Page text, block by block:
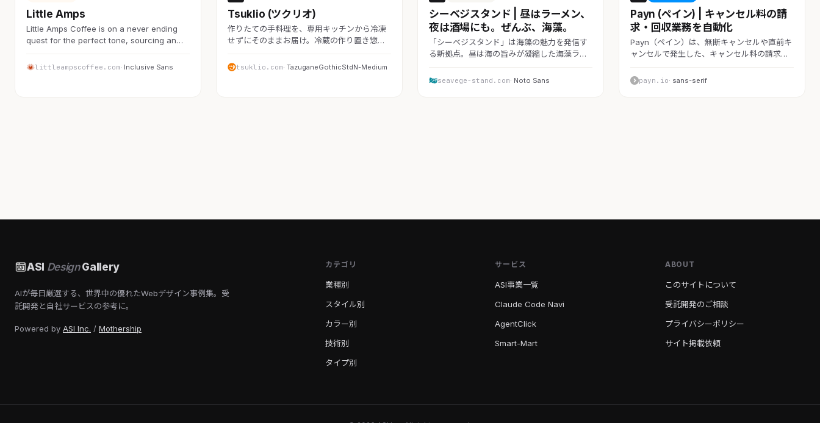
Little Amps
Little Amps Coffee is on a never ending
quest for the perfect tone, sourcing an…
littleampscoffee.com· Inclusive Sans
Tsuklio (ツクリオ)
作りたての手料理を、専用キッチンから冷凍
せずにそのままお届け。冷蔵の作り置き惣…
tsuklio.com· TazuganeGothicStdN-Medium
シーベジスタンド | 昼はラーメン、
夜は酒場にも。ぜんぶ、海藻。
「シーベジスタンド」は海藻の魅力を発信す
る新拠点。昼は海の旨みが凝縮した海藻ラ…
seavege-stand.com· Noto Sans
Payn (ペイン) | キャンセル料の請
求・回収業務を自動化
Payn（ペイン）は、無断キャンセルや直前キ
ャンセルで発生した、キャンセル料の請求…
payn.io· sans-serif
ASI DesignGallery
AIが毎日厳選する、世界中の優れたWebデザイン事例集。受
託開発と自社サービスの参考に。
Powered by ASI Inc. / Mothership
カテゴリ
業種別
スタイル別
カラー別
技術別
タイプ別
サービス
ASI事業一覧
Claude Code Navi
AgentClick
Smart-Mart
ABOUT
このサイトについて
受託開発のご相談
プライバシーポリシー
サイト掲載依頼